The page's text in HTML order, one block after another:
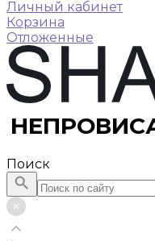
Личный кабинет
Корзина
Отложенные
Поиск